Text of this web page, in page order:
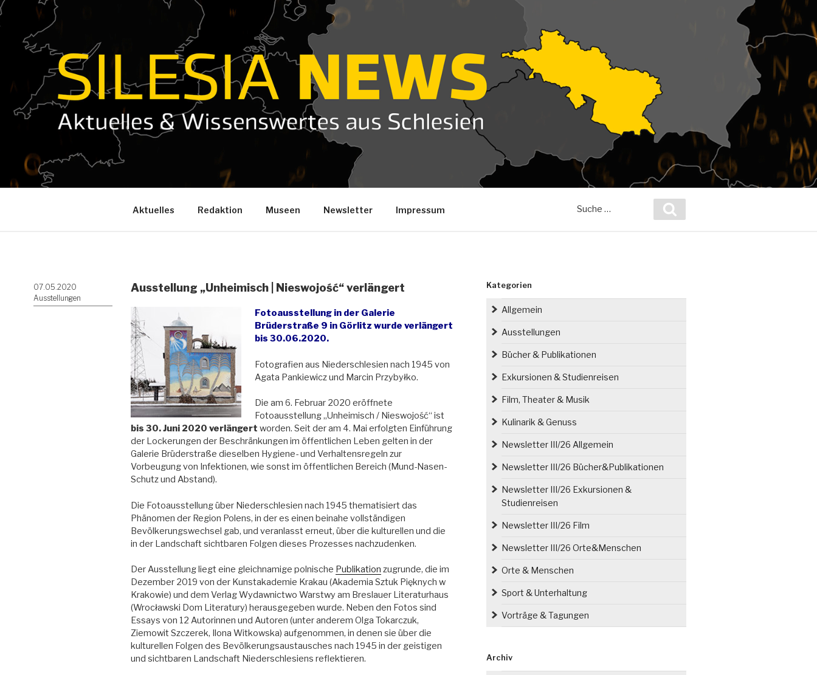
Zum
Inhalt
springen
Aktuelles Redaktion Museen Newsletter Impressum
nach:
Veröffentlicht
am
07.05.2020
Ausstellungen
Ausstellung „Unheimisch | Nieswojość“ verlängert
Fotoausstellung in der Galerie
Brüderstraße 9 in Görlitz wurde verlängert
bis 30.06.2020.
Fotografien aus Niederschlesien nach 1945 von
Agata Pankiewicz und Marcin Przybyłko.
Die am 6. Februar 2020 eröffnete
Fotoausstellung „Unheimisch / Nieswojość“ ist
bis 30. Juni 2020 verlängert worden. Seit der am 4. Mai erfolgten Einführung
der Lockerungen der Beschränkungen im öffentlichen Leben gelten in der
Galerie Brüderstraße dieselben Hygiene- und Verhaltensregeln zur
Vorbeugung von Infektionen, wie sonst im öffentlichen Bereich (Mund-Nasen-
Schutz und Abstand).
Die Fotoausstellung über Niederschlesien nach 1945 thematisiert das
Phänomen der Region Polens, in der es einen beinahe vollständigen
Bevölkerungswechsel gab, und veranlasst erneut, über die kulturellen und die
in der Landschaft sichtbaren Folgen dieses Prozesses nachzudenken.
Der Ausstellung liegt eine gleichnamige polnische Publikation zugrunde, die im
Dezember 2019 von der Kunstakademie Krakau (Akademia Sztuk Pięknych w
Krakowie) und dem Verlag Wydawnictwo Warstwy am Breslauer Literaturhaus
(Wrocławski Dom Literatury) herausgegeben wurde. Neben den Fotos sind
Essays von 12 Autorinnen und Autoren (unter anderem Olga Tokarczuk,
Ziemowit Szczerek, Ilona Witkowska) aufgenommen, in denen sie über die
kulturellen Folgen des Bevölkerungsaustausches nach 1945 in der geistigen
und sichtbaren Landschaft Niederschlesiens reflektieren.
Kategorien
Allgemein
Ausstellungen
Bücher & Publikationen
Exkursionen & Studienreisen
Film, Theater & Musik
Kulinarik & Genuss
Newsletter III/26 Allgemein
Newsletter III/26 Bücher&Publikationen
Newsletter III/26 Exkursionen &
Studienreisen
Newsletter III/26 Film
Newsletter III/26 Orte&Menschen
Orte & Menschen
Sport & Unterhaltung
Vorträge & Tagungen
Archiv